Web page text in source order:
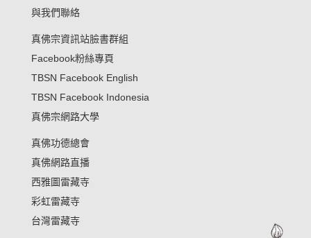
與我們聯絡
真佛宗資訊站臉書群組
Facebook粉絲專頁
TBSN Facebook English
TBSN Facebook Indonesia
真佛宗網路大學
真佛功德總會
真佛網路直播
西雅圖雷藏寺
彩虹雷藏寺
台灣雷藏寺